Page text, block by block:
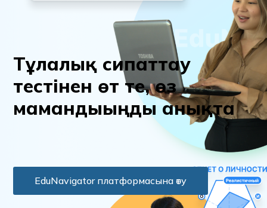
Тұлалық сипаттау
тестінен өт те, өз
мамандыыңды анықта
EduNavigator платформасына өту